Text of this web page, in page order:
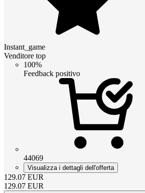
Instant_game
Venditore top
100%
Feedback positivo
44069
Visualizza i dettagli dell'offerta
129.07 EUR
129.07 EUR